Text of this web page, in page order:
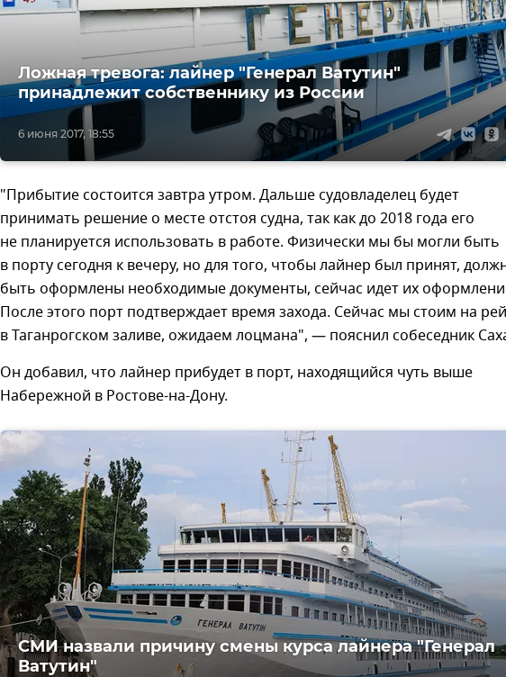
6 июня 2017, 18:55
Ложная тревога: лайнер "Генерал Ватутин"
принадлежит собственнику из России
"Прибытие состоится завтра утром. Дальше судовладелец будет
принимать решение о месте отстоя судна, так как до 2018 года его
не планируется использовать в работе. Физически мы бы могли быть
в порту сегодня к вечеру, но для того, чтобы лайнер был принят,
быть оформлены необходимые документы, сейчас идет их
После этого порт подтверждает время захода. Сейчас мы стоим на
в Таганрогском заливе, ожидаем лоцмана", — пояснил собеседник
Он добавил, что лайнер прибудет в порт, находящийся чуть выше
Набережной в Ростове-на-Дону.
СМИ назвали причину смены курса лайнера "Генерал
Ватутин"